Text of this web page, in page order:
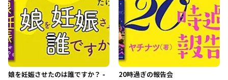
娘を妊娠させたのは誰ですか？ -
20時過ぎの報告会